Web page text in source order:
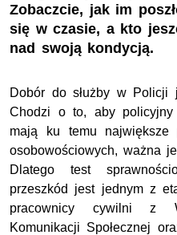
Zobaczcie, jak im
się w czasie, a kto
nad swoją kondycją.
Dobór do służby w Policji
Chodzi o to, aby
mają ku temu największe
osobowościowych, ważna
Dlatego test
przeszkód jest jednym z
pracownicy cywilni z
Komunikacji Społecznej